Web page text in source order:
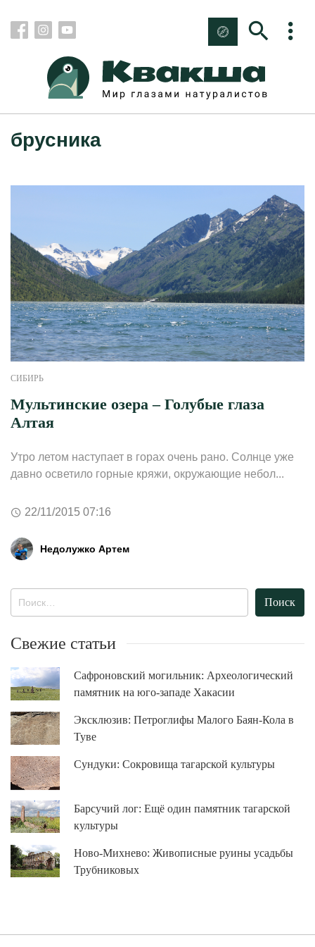
брусника
СИБИРЬ
Мультинские озера – Голубые глаза
Алтая
Утро летом наступает в горах очень рано. Солнце уже
давно осветило горные кряжи, окружающие небол...
22/11/2015 07:16
Недолужко Артем
Свежие статьи
Сафроновский могильник: Археологический
памятник на юго-западе Хакасии
Эксклюзив: Петроглифы Малого Баян-Кола в
Туве
Сундуки: Сокровища тагарской культуры
Барсучий лог: Ещё один памятник тагарской
культуры
Ново-Михнево: Живописные руины усадьбы
Трубниковых